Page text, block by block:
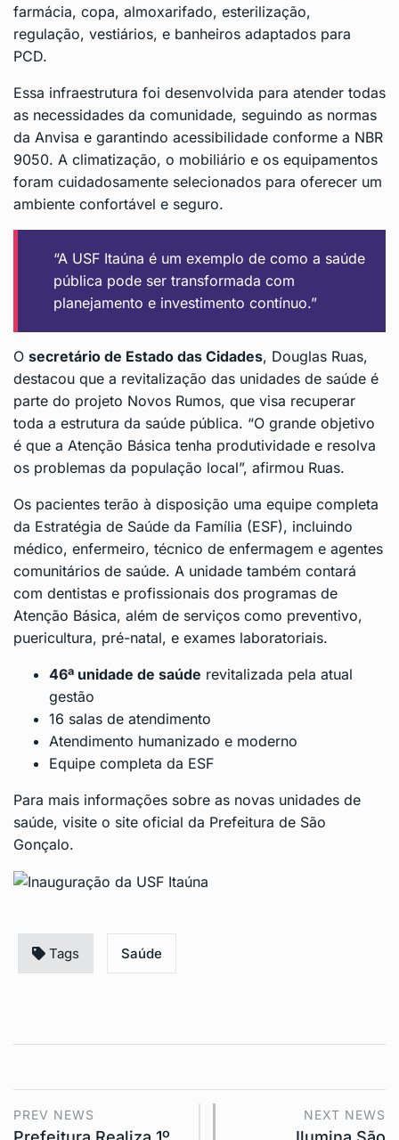
farmácia, copa, almoxarifado, esterilização,
regulação, vestiários, e banheiros adaptados para
PCD.
Essa infraestrutura foi desenvolvida para atender todas
as necessidades da comunidade, seguindo as normas
da Anvisa e garantindo acessibilidade conforme a NBR
9050. A climatização, o mobiliário e os equipamentos
foram cuidadosamente selecionados para oferecer um
ambiente confortável e seguro.
“A USF Itaúna é um exemplo de como a saúde
pública pode ser transformada com
planejamento e investimento contínuo.”
O secretário de Estado das Cidades, Douglas Ruas,
destacou que a revitalização das unidades de saúde é
parte do projeto Novos Rumos, que visa recuperar
toda a estrutura da saúde pública. “O grande objetivo
é que a Atenção Básica tenha produtividade e resolva
os problemas da população local”, afirmou Ruas.
Os pacientes terão à disposição uma equipe completa
da Estratégia de Saúde da Família (ESF), incluindo
médico, enfermeiro, técnico de enfermagem e agentes
comunitários de saúde. A unidade também contará
com dentistas e profissionais dos programas de
Atenção Básica, além de serviços como preventivo,
puericultura, pré-natal, e exames laboratoriais.
46ª unidade de saúde revitalizada pela atual
gestão
16 salas de atendimento
Atendimento humanizado e moderno
Equipe completa da ESF
Para mais informações sobre as novas unidades de
saúde, visite o site oficial da Prefeitura de São
Gonçalo.
Tags Saúde
PREV NEWS NEXT NEWS